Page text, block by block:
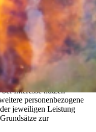
zu löschen.
un­se­rer Web­site
unserer Website bieten
Interesse nutzen
personenbezogene
jeweiligen Leistung
zur